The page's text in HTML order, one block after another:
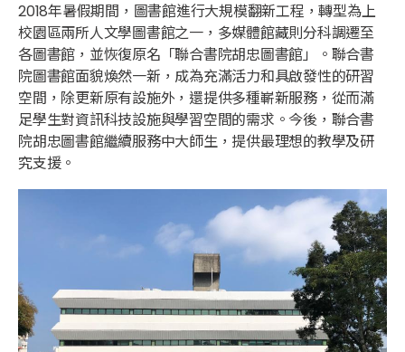
2018年暑假期間，圖書館進行大規模翻新工程，轉型為上
校園區兩所人文學圖書館之一，多媒體館藏則分科調遷至
各圖書館，並恢復原名「聯合書院胡忠圖書館」。聯合書
院圖書館面貌煥然一新，成為充滿活力和具啟發性的研習
空間，除更新原有設施外，還提供多種嶄新服務，從而滿
足學生對資訊科技設施與學習空間的需求。今後，聯合書
院胡忠圖書館繼續服務中大師生，提供最理想的教學及研
究支援。